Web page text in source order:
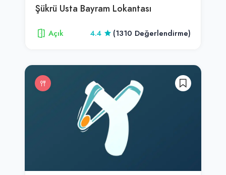
Şükrü Usta Bayram Lokantası
Açık 4.4 (1310 Değerlendirme)